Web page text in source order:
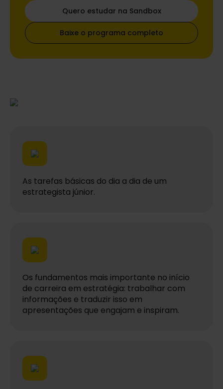
Quero estudar na Sandbox
Baixe o programa completo
As tarefas básicas do dia a dia de um
estrategista júnior.
Os fundamentos mais importante no início
de carreira em estratégia: trabalhar com
informações e traduzir isso em
apresentações que engajam e inspiram.